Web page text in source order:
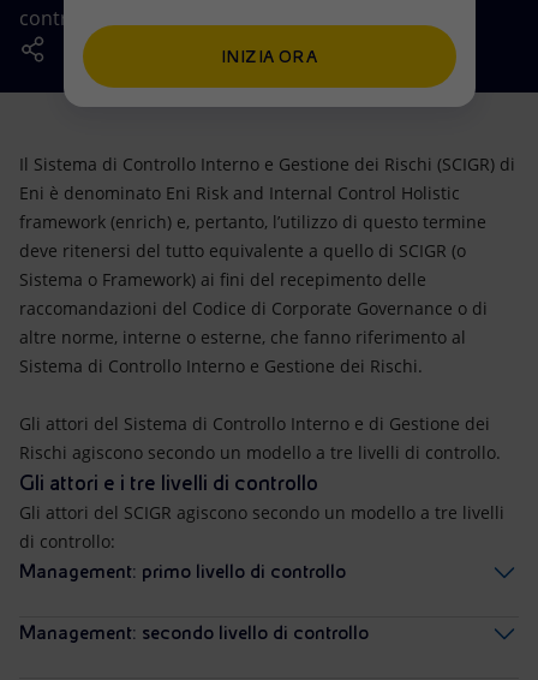
Net Zero
Modello satellitare
Energia accessibile
Innovazione
Scenari energetici
Collaborazioni per l'innovazione
Attività nel mondo
Mobilità
controllo.
Il Sistema di Controllo Interno e Gestione dei Rischi (SCIGR) di
Eni è denominato Eni Risk and Internal Control Holistic
framework (enrich) e, pertanto, l’utilizzo di questo termine
deve ritenersi del tutto equivalente a quello di SCIGR (o
Sistema o Framework) ai fini del recepimento delle
raccomandazioni del Codice di Corporate Governance o di
altre norme, interne o esterne, che fanno riferimento al
Sistema di Controllo Interno e Gestione dei Rischi.
Gli attori del Sistema di Controllo Interno e di Gestione dei
Rischi agiscono secondo un modello a tre livelli di controllo.
Gli attori e i tre livelli di controllo
Gli attori del SCIGR agiscono secondo un modello a tre livelli
di controllo:
Management: primo livello di controllo
Management: secondo livello di controllo
INIZIA ORA